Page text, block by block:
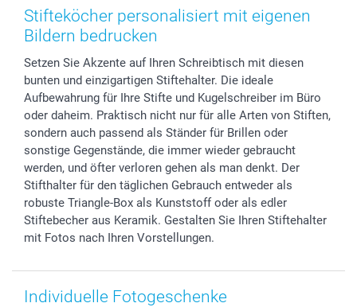
Zubehör & Material
Foto-Kalender & Agenden
Geschenk-Gutscheine (PDF)
AGB
Impressum
Partnerprogramme
Investor Relations
B2B smartbusiness
Widerrufsrecht
Muttertag
Vatertag
Hochzeit
Geburtstag
Geburt
Zu allen Anlässen
Preise und Versandkosten
Lieferfristen
Zahlungsmöglichkeiten
Anmelden /Registrieren
Sitemap
Status der Bestellung
smartfriends
smartgarantie
Stifteköcher personalisiert mit eigenen
Bildern bedrucken
Setzen Sie Akzente auf Ihren Schreibtisch mit diesen
bunten und einzigartigen Stiftehalter. Die ideale
Aufbewahrung für Ihre Stifte und Kugelschreiber im Büro
oder daheim. Praktisch nicht nur für alle Arten von Stiften,
sondern auch passend als Ständer für Brillen oder
sonstige Gegenstände, die immer wieder gebraucht
werden, und öfter verloren gehen als man denkt. Der
Stifthalter für den täglichen Gebrauch entweder als
robuste Triangle-Box als Kunststoff oder als edler
Stiftebecher aus Keramik. Gestalten Sie Ihren Stiftehalter
mit Fotos nach Ihren Vorstellungen.
Individuelle Fotogeschenke